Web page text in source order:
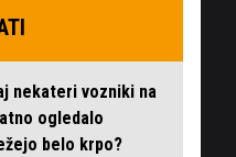
nekateri vozniki na
ogledalo
belo krpo?